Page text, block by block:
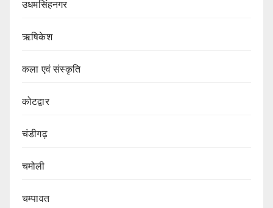
उधमसिंहनगर
ऋषिकेश
कला एवं संस्कृति
कोटद्वार
चंडीगढ़
चमोली
चम्पावत